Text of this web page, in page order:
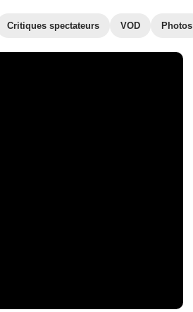
Critiques spectateurs VOD Photos